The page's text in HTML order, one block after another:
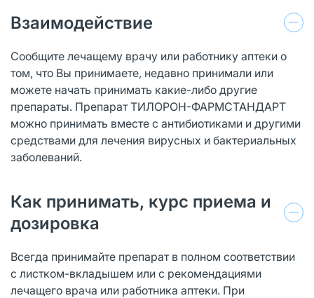
Взаимодействие
Сообщите лечащему врачу или работнику аптеки о
том, что Вы принимаете, недавно принимали или
можете начать принимать какие-либо другие
препараты. Препарат ТИЛОРОН-ФАРМСТАНДАРТ
можно принимать вместе с антибиотиками и другими
средствами для лечения вирусных и бактериальных
заболеваний.
Как принимать, курс приема и
дозировка
Всегда принимайте препарат в полном соответствии
с листком-вкладышем или с рекомендациями
лечащего врача или работника аптеки. При